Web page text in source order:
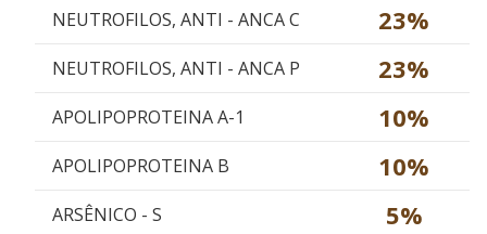
NEUTROFILOS, ANTI - ANCA C 23%
NEUTROFILOS, ANTI - ANCA P 23%
APOLIPOPROTEINA A-1 10%
APOLIPOPROTEINA B 10%
ARSÊNICO - S 5%